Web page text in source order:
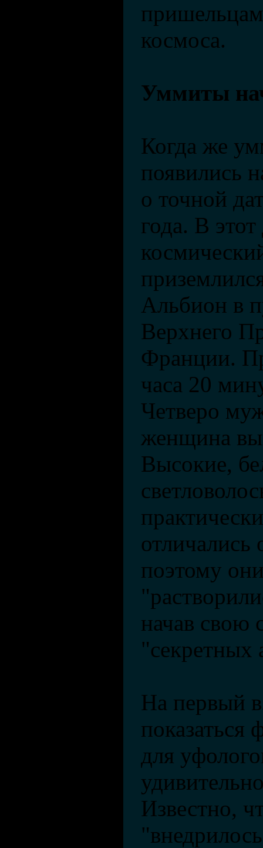
космоса.
Уммиты
Когда же
появились
о точной
года. В
Альбион в
Верхнего
Франции.
часа 20
Четверо
женщина
Высокие,
отличались
поэтому
начав свою
"секретных
На первый
показаться
для
Известно,